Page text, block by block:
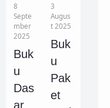
8
Septe
mber
2025
Buk
u
Das
ar
3
Augus
t 2025
Buk
u
Pak
et